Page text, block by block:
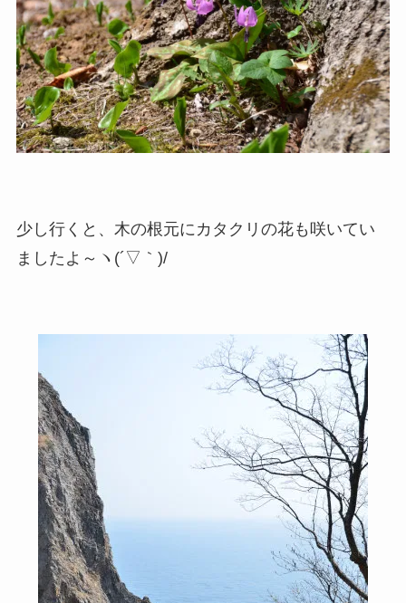
少し行くと、木の根元にカタクリの花も咲いてい
ましたよ～ヽ(´▽｀)/